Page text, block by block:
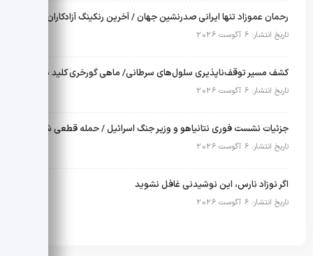
تاریخ انتشار: 6 آگوست 2026
تاریخ انتشار: 6 آگوست 2026
جزئیات نشست فوری نتانیاهو و وزیر جنگ اسرائیل / حمله قطعی شد؟
تاریخ انتشار: 6 آگوست 2026
اگر نوزاد نارس، این نوشیدنی غافل نشوید
تاریخ انتشار: 6 آگوست 2026